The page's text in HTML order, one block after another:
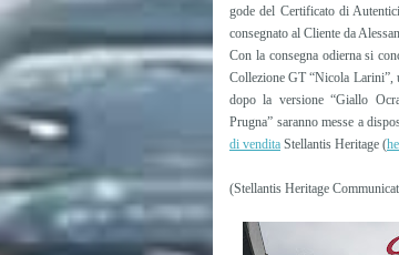
gode del Certificato di
consegnato al Cliente da
Con la consegna odierna si
Collezione GT “Nicola Larini”,
dopo la versione “Giallo
Prugna” saranno messe a
di vendita Stellantis Heritage (
(Stellantis Heritage